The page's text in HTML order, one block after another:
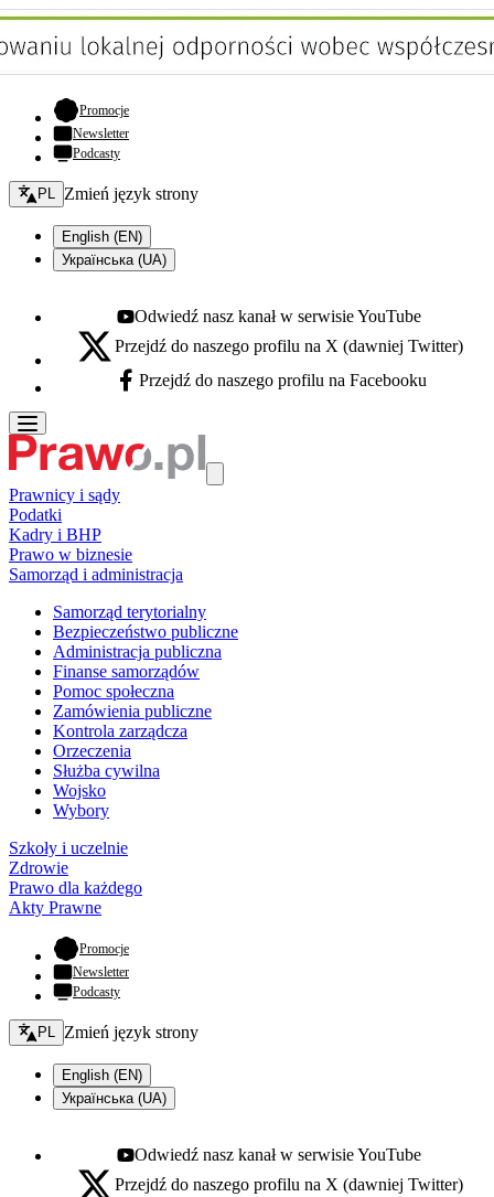
Promocje- otwiera się w nowej karcie
Newsletter
Podcasty
Zmień język - bieżący:
PL Zmień język strony
English (EN)
Українська (UA)
Youtube - otwiera się w nowej karcie
Odwiedź nasz kanał w serwisie YouTube
X - otwiera się w nowej karcie
Przejdź do naszego profilu na X (dawniej Twitter)
Facebook - otwiera się w nowej karcie
Przejdź do naszego profilu na Facebooku
Prawnicy i sądy
Podatki
Kadry i BHP
Prawo w biznesie
Samorząd i administracja
Samorząd terytorialny
Bezpieczeństwo publiczne
Administracja publiczna
Finanse samorządów
Pomoc społeczna
Zamówienia publiczne
Kontrola zarządcza
Orzeczenia
Służba cywilna
Wojsko
Wybory
Szkoły i uczelnie
Zdrowie
Prawo dla każdego
Akty Prawne
Promocje- otwiera się w nowej karcie
Newsletter
Podcasty
Zmień język - bieżący:
PL Zmień język strony
English (EN)
Українська (UA)
Youtube - otwiera się w nowej karcie
Odwiedź nasz kanał w serwisie YouTube
X - otwiera się w nowej karcie
Przejdź do naszego profilu na X (dawniej Twitter)